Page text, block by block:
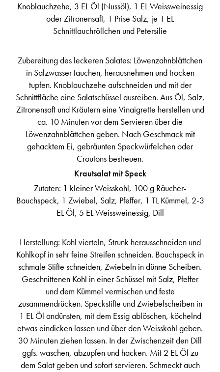
Knoblauchzehe, 3 EL Öl (Nussöl), 1 EL Weissweinessig
oder Zitronensaft, 1 Prise Salz, je 1 EL
Schnittlauchröllchen und Petersilie
Zubereitung des leckeren Salates: Löwenzahnblättchen
in Salzwasser tauchen, herausnehmen und trocken
tupfen. Knoblauchzehe aufschneiden und mit der
Schnittfläche eine Salatschüssel ausreiben. Aus Öl, Salz,
Zitronensaft und Kräutern eine Vinaigrette herstellen und
ca. 10 Minuten vor dem Servieren über die
Löwenzahnblättchen geben. Nach Geschmack mit
gehacktem Ei, gebräunten Speckwürfelchen oder
Croutons bestreuen.
Krautsalat mit Speck
Zutaten: 1 kleiner Weisskohl, 100 g Räucher-
Bauchspeck, 1 Zwiebel, Salz, Pfeffer, 1 TL Kümmel, 2-3
EL Öl, 5 EL Weissweinessig, Dill
Herstellung: Kohl vierteln, Strunk herausschneiden und
Kohlkopf in sehr feine Streifen schneiden. Bauchspeck in
schmale Stifte schneiden, Zwiebeln in dünne Scheiben.
Geschnittenen Kohl in einer Schüssel mit Salz, Pfeffer
und dem Kümmel vermischen und feste
zusammendrücken. Speckstifte und Zwiebelscheiben in
1 EL Öl andünsten, mit dem Essig ablöschen, köchelnd
etwas eindicken lassen und über den Weisskohl geben.
30 Minuten ziehen lassen. In der Zwischenzeit den Dill
ggfs. waschen, abzupfen und hacken. Mit 2 EL Öl zu
dem Salat geben und sofort servieren. Schmeckt auch